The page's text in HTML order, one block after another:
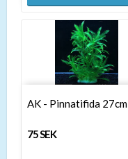
AK - Pinnatifida 27cm
75 SEK